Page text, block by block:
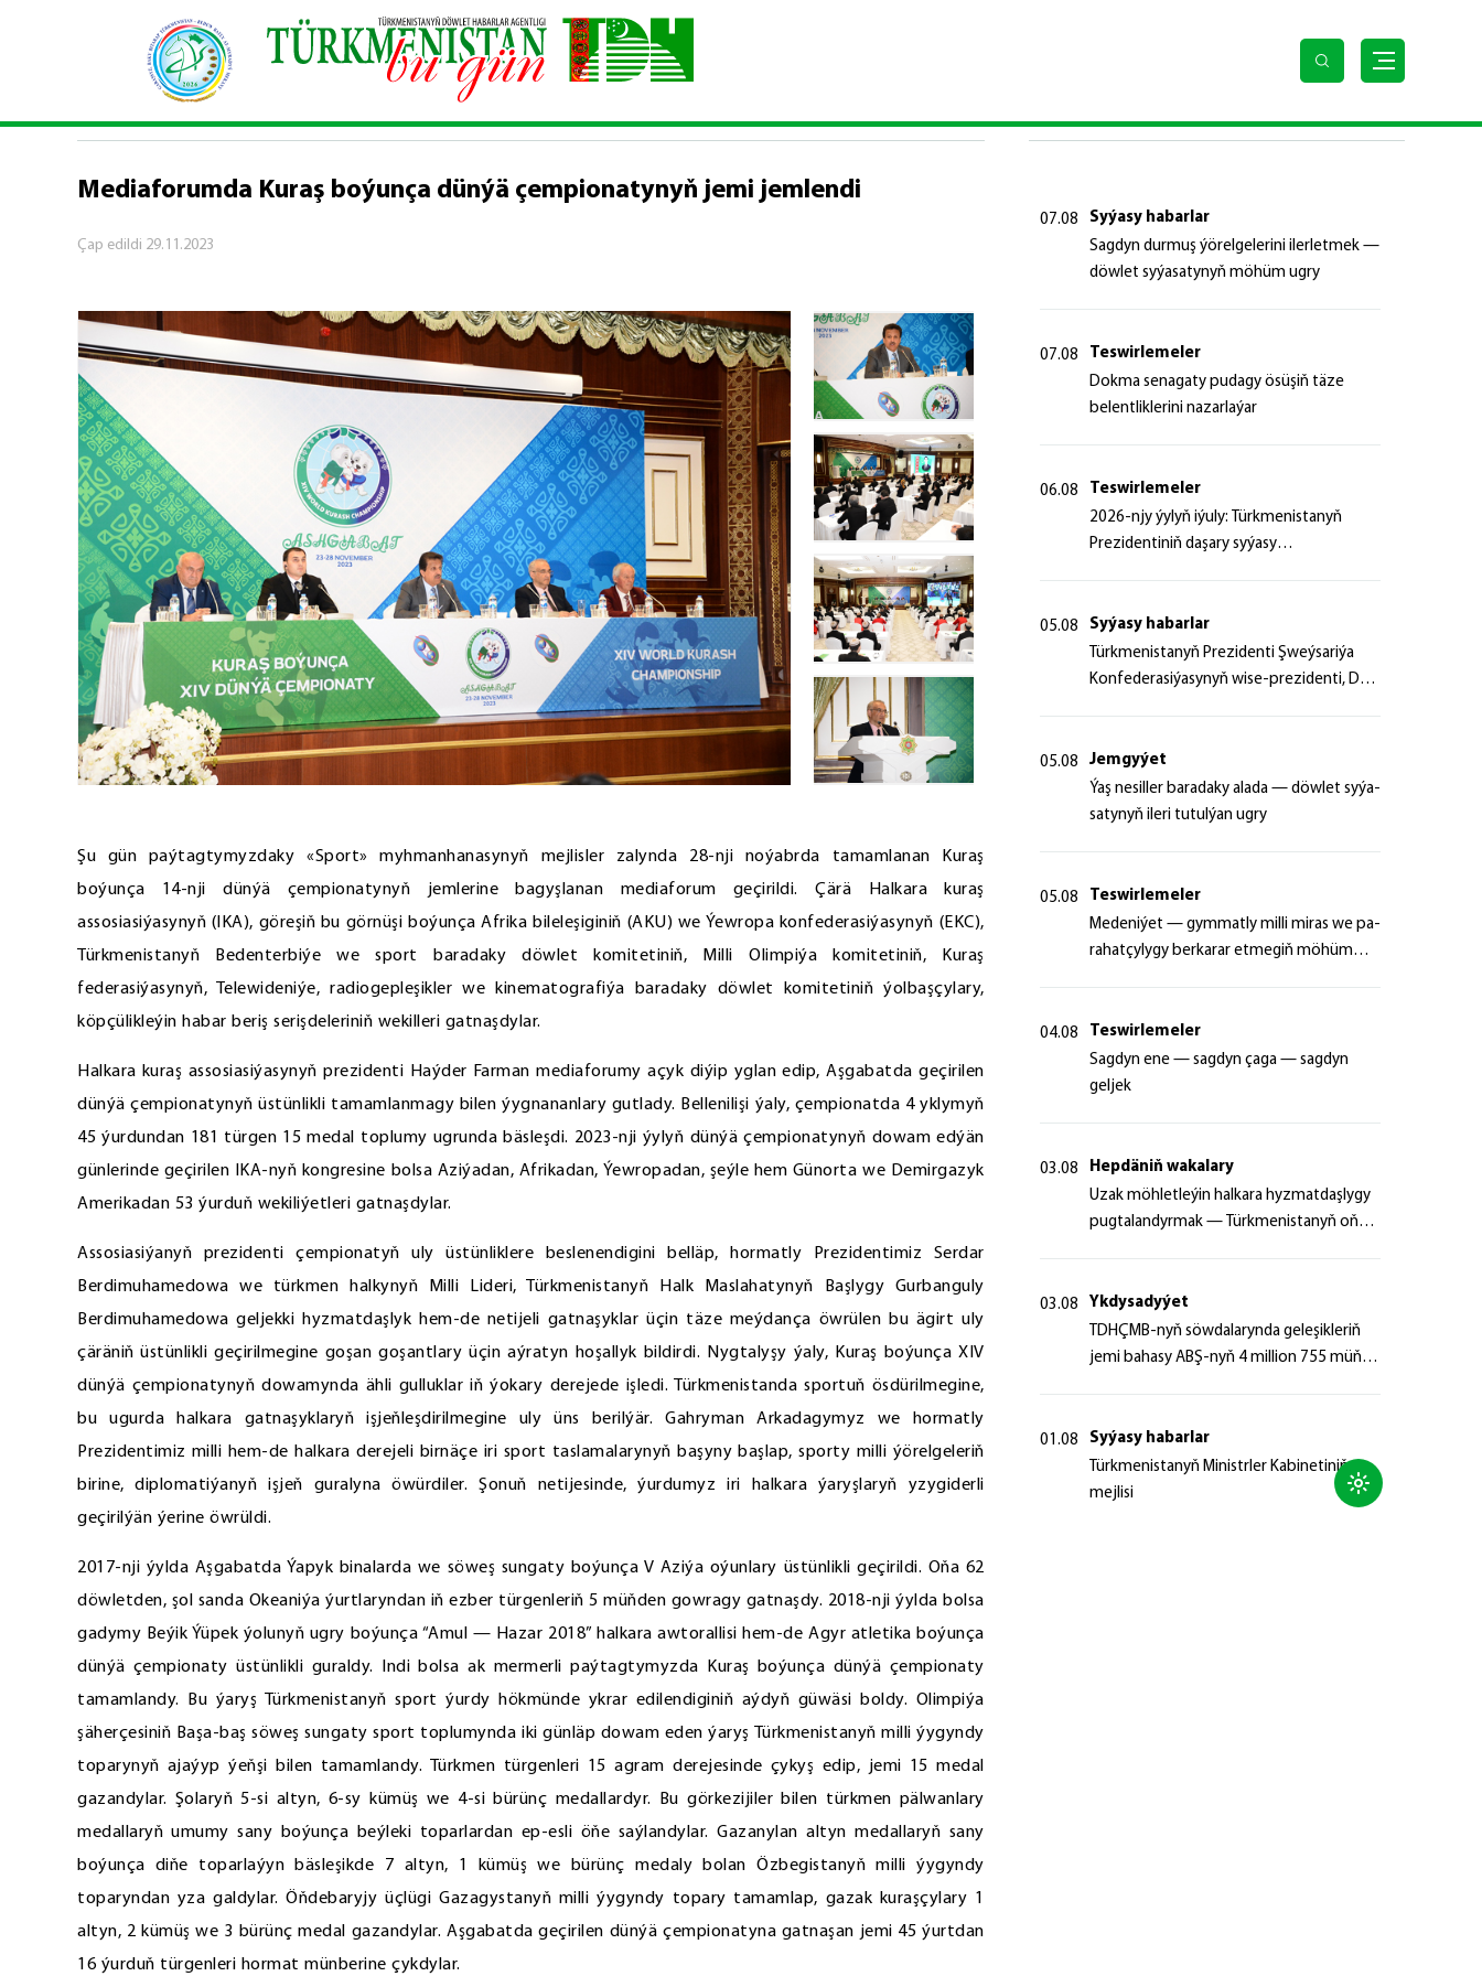
Baş sahypa \ Sport Mediaforumda Kuraş boýunça dünýä çempionatynyň jemi jemlendi
Mediaforumda Kuraş boýunça dünýä çempionatynyň jemi jemlendi
Çap edildi 29.11.2023
Şu gün paýtagtymyzdaky «Sport» myhmanhanasynyň mejlisler zalynda 28-nji noýabrda tamamlanan Kuraş
boýunça 14-nji dünýä çempionatynyň jemlerine bagyşlanan mediaforum geçirildi. Çärä Halkara kuraş
assosiasiýasynyň (IKA), göreşiň bu görnüşi boýunça Afrika bileleşiginiň (AKU) we Ýewropa konfederasiýasynyň (EKC),
Türkmenistanyň Bedenterbiýe we sport baradaky döwlet komitetiniň, Milli Olimpiýa komitetiniň, Kuraş
federasiýasynyň, Telewideniýe, radiogepleşikler we kinematografiýa baradaky döwlet komitetiniň ýolbaşçylary,
köpçülikleýin habar beriş serişdeleriniň wekilleri gatnaşdylar.
Halkara kuraş assosiasiýasynyň prezidenti Haýder Farman mediaforumy açyk diýip yglan edip, Aşgabatda geçirilen
dünýä çempionatynyň üstünlikli tamamlanmagy bilen ýygnananlary gutlady. Bellenilişi ýaly, çempionatda 4 yklymyň
45 ýurdundan 181 türgen 15 medal toplumy ugrunda bäsleşdi. 2023-nji ýylyň dünýä çempionatynyň dowam edýän
günlerinde geçirilen IKA-nyň kongresine bolsa Aziýadan, Afrikadan, Ýewropadan, şeýle hem Günorta we Demirgazyk
Amerikadan 53 ýurduň wekiliýetleri gatnaşdylar.
Assosiasiýanyň prezidenti çempionatyň uly üstünliklere beslenendigini belläp, hormatly Prezidentimiz Serdar
Berdimuhamedowa we türkmen halkynyň Milli Lideri, Türkmenistanyň Halk Maslahatynyň Başlygy Gurbanguly
Berdimuhamedowa geljekki hyzmatdaşlyk hem-de netijeli gatnaşyklar üçin täze meýdança öwrülen bu ägirt uly
çäräniň üstünlikli geçirilmegine goşan goşantlary üçin aýratyn hoşallyk bildirdi. Nygtalyşy ýaly, Kuraş boýunça XIV
dünýä çempionatynyň dowamynda ähli gulluklar iň ýokary derejede işledi. Türkmenistanda sportuň ösdürilmegine,
bu ugurda halkara gatnaşyklaryň işjeňleşdirilmegine uly üns berilýär. Gahryman Arkadagymyz we hormatly
Prezidentimiz milli hem-de halkara derejeli birnäçe iri sport taslamalarynyň başyny başlap, sporty milli ýörelgeleriň
birine, diplomatiýanyň işjeň guralyna öwürdiler. Şonuň netijesinde, ýurdumyz iri halkara ýaryşlaryň yzygiderli
geçirilýän ýerine öwrüldi.
2017-nji ýylda Aşgabatda Ýapyk binalarda we söweş sungaty boýunça V Aziýa oýunlary üstünlikli geçirildi. Oňa 62
döwletden, şol sanda Okeaniýa ýurtlaryndan iň ezber türgenleriň 5 müňden gowragy gatnaşdy. 2018-nji ýylda bolsa
gadymy Beýik Ýüpek ýolunyň ugry boýunça “Amul — Hazar 2018” halkara awtorallisi hem-de Agyr atletika boýunça
dünýä çempionaty üstünlikli guraldy. Indi bolsa ak mermerli paýtagtymyzda Kuraş boýunça dünýä çempionaty
tamamlandy. Bu ýaryş Türkmenistanyň sport ýurdy hökmünde ykrar edilendiginiň aýdyň güwäsi boldy. Olimpiýa
şäherçesiniň Başa-baş söweş sungaty sport toplumynda iki günläp dowam eden ýaryş Türkmenistanyň milli ýygyndy
toparynyň ajaýyp ýeňşi bilen tamamlandy. Türkmen türgenleri 15 agram derejesinde çykyş edip, jemi 15 medal
gazandylar. Şolaryň 5-si altyn, 6-sy kümüş we 4-si bürünç medallardyr. Bu görkezijiler bilen türkmen pälwanlary
medallaryň umumy sany boýunça beýleki toparlardan ep-esli öňe saýlandylar. Gazanylan altyn medallaryň sany
boýunça diňe toparlaýyn bäsleşikde 7 altyn, 1 kümüş we bürünç medaly bolan Özbegistanyň milli ýygyndy
toparyndan yza galdylar. Öňdebaryjy üçlügi Gazagystanyň milli ýygyndy topary tamamlap, gazak kuraşçylary 1
altyn, 2 kümüş we 3 bürünç medal gazandylar. Aşgabatda geçirilen dünýä çempionatyna gatnaşan jemi 45 ýurtdan
16 ýurduň türgenleri hormat münberine çykdylar.
07.08
Syýasy habarlar
Sagdyn durmuş ýörelgelerini ilerletmek —
döwlet syýasatynyň möhüm ugry
07.08
Teswirlemeler
Dokma senagaty pudagy ösüşiň täze
belentliklerini nazarlaýar
06.08
Teswirlemeler
2026-njy ýylyň iýuly: Türkmenistanyň
Prezidentiniň daşary syýasy
05.08
Syýasy habarlar
Türk­me­nis­ta­nyň Prezidenti Şweý­sa­ri­ýa
Kon­fe­de­ra­si­ýa­sy­nyň wi­se-prezidenti, Da­
05.08
Jemgyýet
Ýaş ne­sil­ler ba­ra­da­ky ala­da — döw­let sy­ýa­
sa­ty­nyň ile­ri tu­tul­ýan ug­ry
05.08
Teswirlemeler
Me­de­ni­ýet — gym­mat­ly milli mi­ras we pa­
ra­hat­çy­ly­gy ber­ka­rar et­me­giň mö­hüm
04.08
Teswirlemeler
Sagdyn ene — sagdyn çaga — sagdyn
geljek
03.08
Hepdäniň wakalary
Uzak möhletleýin halkara hyzmatdaşlygy
pugtalandyrmak — Türkmenistanyň oňyn
03.08
Ykdysadyýet
TDHÇMB-nyň söwdalarynda geleşikleriň
jemi bahasy ABŞ-nyň 4 million 755 müň
01.08
Syýasy habarlar
Türkmenistanyň Ministrler Kabinetiniň
mejlisi